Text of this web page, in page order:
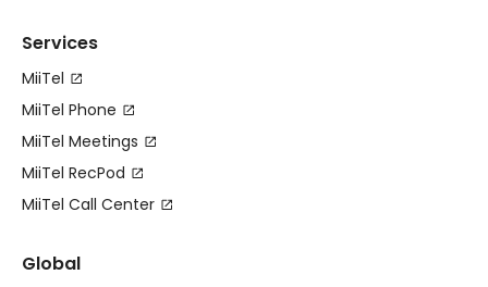
Services
MiiTel
MiiTel Phone
MiiTel Meetings
MiiTel RecPod
MiiTel Call Center
Global